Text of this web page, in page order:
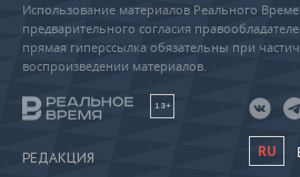
Использование материалов Реального
предварительного согласия
прямая гиперссылка обязательны при
воспроизведении материалов.
18+
РЕДАКЦИЯ
RU